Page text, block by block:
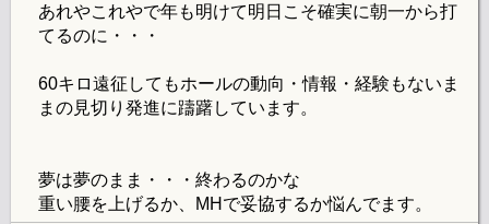
あれやこれやで年も明けて明日こそ確実に朝一から打
てるのに・・・
60キロ遠征してもホールの動向・情報・経験もないま
まの見切り発進に躊躇しています。
夢は夢のまま・・・終わるのかな
重い腰を上げるか、MHで妥協するか悩んでます。